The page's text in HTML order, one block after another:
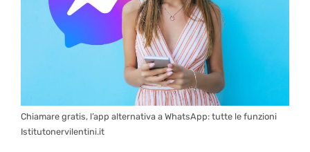
Chiamare gratis, l’app alternativa a WhatsApp: tutte le funzioni
Istitutonervilentini.it